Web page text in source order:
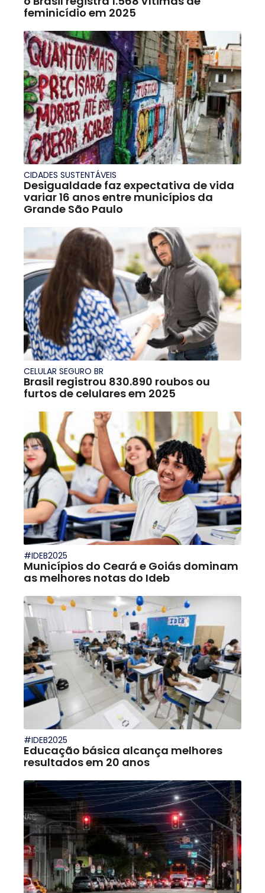
feminicídio em 2025
CIDADES SUSTENTÁVEIS
Desigualdade faz expectativa de vida
variar 16 anos entre municípios da
Grande São Paulo
CELULAR SEGURO BR
Brasil registrou 830.890 roubos ou
furtos de celulares em 2025
#IDEB2025
Municípios do Ceará e Goiás dominam
as melhores notas do Ideb
#IDEB2025
Educação básica alcança melhores
resultados em 20 anos